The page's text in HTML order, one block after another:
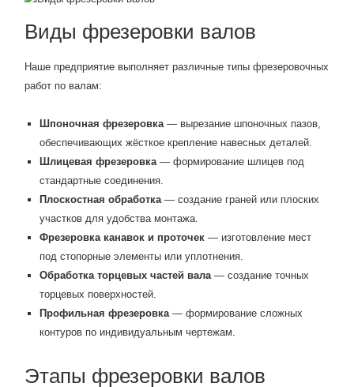
Виды фрезеровки валов
Наше предприятие выполняет различные типы фрезеровочных
работ по валам:
Шпоночная фрезеровка— вырезание шпоночных пазов,
обеспечивающих жёсткое крепление навесных деталей.
Шлицевая фрезеровка— формирование шлицев под
стандартные соединения.
Плоскостная обработка— создание граней или плоских
участков для удобства монтажа.
Фрезеровка канавок и проточек — изготовление мест
под стопорные элементы или уплотнения.
Обработка торцевых частей вала— создание точных
торцевых поверхностей.
Профильная фрезеровка— формирование сложных
контуров по индивидуальным чертежам.
Этапы фрезеровки валов